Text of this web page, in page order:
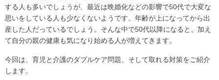
する人も多いでしょうが、最近は晩婚化などの影響で50代で大変な
思いをしている人も少なくないようです。年齢が上になってから出
産した人だっているでしょう。そんな中で50代以降になると、加え
て自分の親の健康も気になり始める人が増えてきます。
今回は、育児と介護のダブルケア問題、そして取れる対策をご紹介
します。